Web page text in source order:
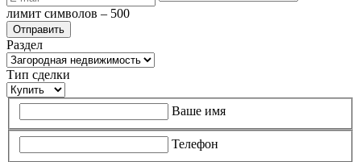
лимит символов – 500
Раздел
Тип сделки
Ваше имя
Телефон